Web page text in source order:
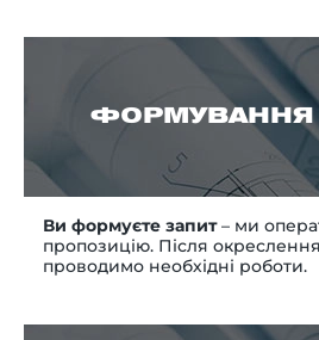
ФОРМУВАННЯ
Ви формуєте запит– ми
пропозицію. Після
проводимо необхідні роботи.